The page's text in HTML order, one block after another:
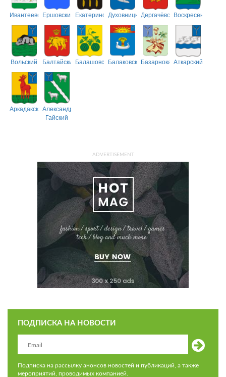
ИвантеевскийЕршовский ЕкатериновскийДуховницкийДергачёвскийВоскресенский
Вольский БалтайскийБалашовскийБалаковскийБазарнокарабулакский
Аткарский
АркадакскийАлександрово-
Гайский
ADVERTISEMENT
ПОДПИСКА НА НОВОСТИ
Подписка на рассылку анонсов новостей и публикаций, а также
мероприятий, проводимых компанией.